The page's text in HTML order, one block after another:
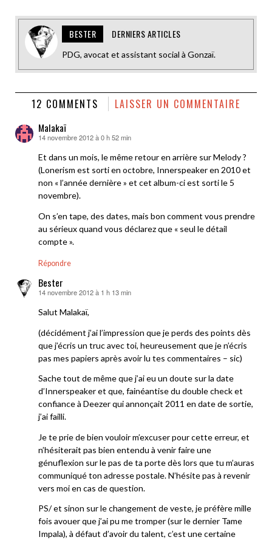
BESTER DERNIERS ARTICLES
PDG, avocat et assistant social à Gonzaï.
12 COMMENTS LAISSER UN COMMENTAIRE
Malakaï
dit :
14 novembre 2012 à 0 h 52 min
Et dans un mois, le même retour en arrière sur Melody ?
(Lonerism est sorti en octobre, Innerspeaker en 2010 et
non « l’année dernière » et cet album-ci est sorti le 5
novembre).
On s’en tape, des dates, mais bon comment vous prendre
au sérieux quand vous déclarez que « seul le détail
compte ».
Répondre
Bester
dit :
14 novembre 2012 à 1 h 13 min
Salut Malakaï,
(décidément j’ai l’impression que je perds des points dès
que j’écris un truc avec toi, heureusement que je n’écris
pas mes papiers après avoir lu tes commentaires – sic)
Sache tout de même que j’ai eu un doute sur la date
d’Innerspeaker et que, fainéantise du double check et
confiance à Deezer qui annonçait 2011 en date de sortie,
j’ai failli.
Je te prie de bien vouloir m’excuser pour cette erreur, et
n’hésiterait pas bien entendu à venir faire une
génuflexion sur le pas de ta porte dès lors que tu m’auras
communiqué ton adresse postale. N’hésite pas à revenir
vers moi en cas de question.
PS/ et sinon sur le changement de veste, je préfère mille
fois avouer que j’ai pu me tromper (sur le dernier Tame
Impala), à défaut d’avoir du talent, c’est une certaine